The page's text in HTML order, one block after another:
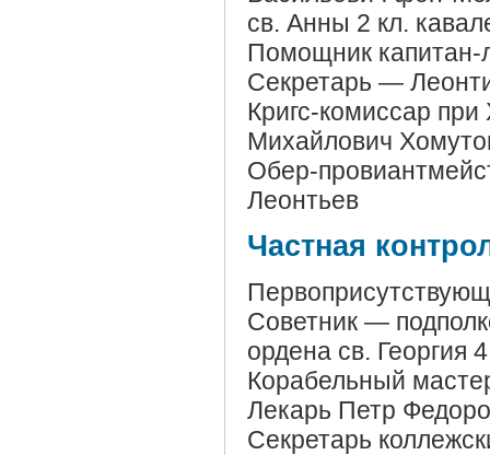
св. Анны 2 кл.
Помощник капитан-
Секретарь —
Кригс-комиссар
Михайлович
Обер-
Леонтьев
Частная
Советник —
ордена св. Георгия
Корабельный
Лекарь Петр
Секретарь